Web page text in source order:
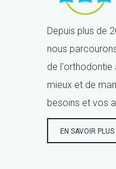
Depuis plus de
nous
de l'orthodontie
mieux et de
besoins et vos
EN SAVOIR PLUS